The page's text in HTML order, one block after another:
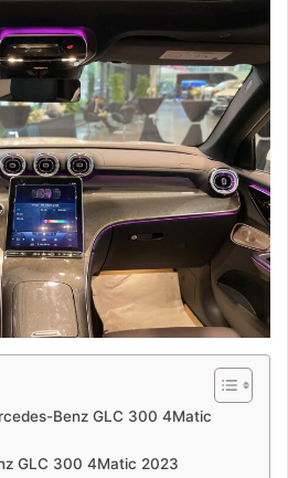
Benz GLC 300 4Matic
GLC 300 4Matic 2023